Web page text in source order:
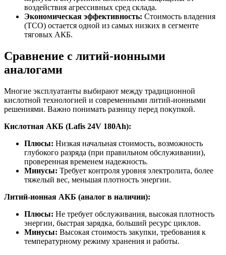
воздействия агрессивных сред склада.
Экономическая эффективность: Стоимость владения
(TCO) остается одной из самых низких в сегменте
тяговых АКБ.
Сравнение с литий-ионными
аналогами
Многие эксплуатанты выбирают между традиционной
кислотной технологией и современными литий-ионными
решениями. Важно понимать разницу перед покупкой.
Кислотная АКБ (Lafis 24V 180Ah):
Плюсы: Низкая начальная стоимость, возможность
глубокого разряда (при правильном обслуживании),
проверенная временем надежность.
Минусы: Требует контроля уровня электролита, более
тяжелый вес, меньшая плотность энергии.
Литий-ионная АКБ (аналог в наличии):
Плюсы: Не требует обслуживания, высокая плотность
энергии, быстрая зарядка, больший ресурс циклов.
Минусы: Высокая стоимость закупки, требования к
температурному режиму хранения и работы.